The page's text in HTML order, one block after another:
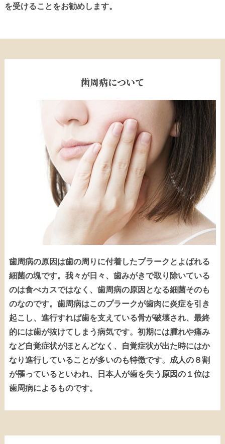
を受けることをお勧めします。
歯周病について
歯周病の原因は歯の周りに付着したプラークとよばれる
細菌の塊です。我々が日々、歯みがきで取り除いている
のは食べカスではなく、歯周病の原因となる細菌そのも
のなのです。歯周病はこのプラークが歯肉に炎症を引き
起こし、進行すれば歯を支えている骨が破壊され、最終
的には歯が抜けてしまう病気です。初期には腫れや痛み
など自覚症状がほとんどなく、自覚症状が出た時にはか
なり進行していることが多いのも特徴です。成人の８割
が罹っているといわれ、日本人が歯を失う原因の１位は
歯周病によるものです。